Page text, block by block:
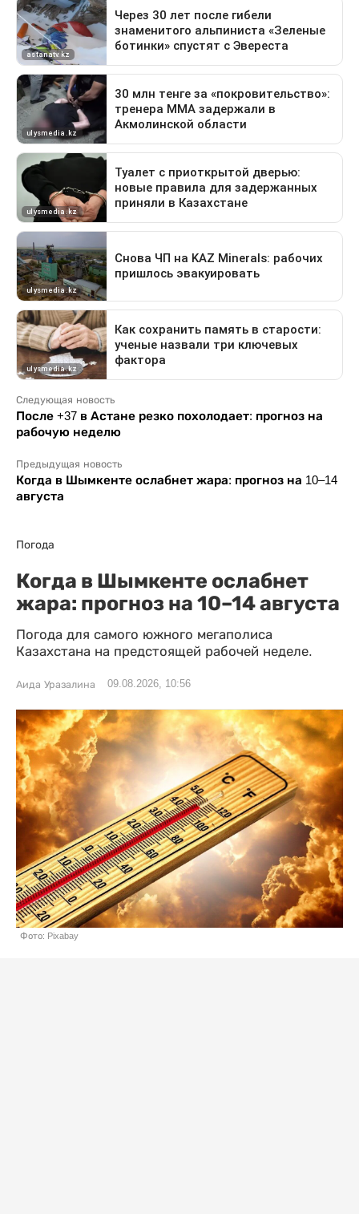
Следующая новость
После +37 в Астане резко похолодает: прогноз на
рабочую неделю
Предыдущая новость
Когда в Шымкенте ослабнет жара: прогноз на 10–14
августа
Погода
Когда в Шымкенте ослабнет
жара: прогноз на 10–14 августа
Погода для самого южного мегаполиса
Казахстана на предстоящей рабочей неделе.
Аида Уразалина 09.08.2026, 10:56
Фото: Pixabay